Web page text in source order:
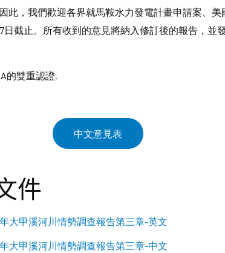
此，我們歡迎各界就馬鞍水力發電計畫申請案、美
日截止。所有收到的意見將納入修訂後的報告，並
的雙重認證.
中文意見表
件
年大甲溪河川情勢調查報告第三章-英文
年大甲溪河川情勢調查報告第三章-中文